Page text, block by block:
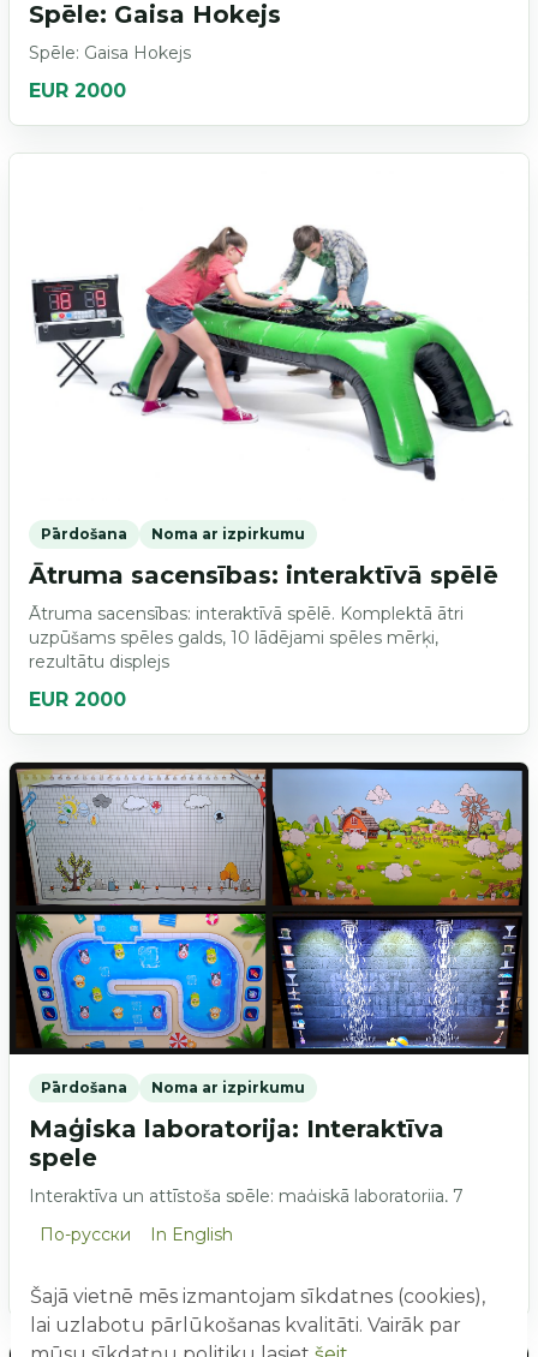
Spēle: Gaisa Hokejs
Spēle: Gaisa Hokejs
EUR 2000
Pārdošana Noma ar izpirkumu
Ātruma sacensības: interaktīvā spēlē
Ātruma sacensības: interaktīvā spēlē. Komplektā ātri
uzpūšams spēles galds, 10 lādējami spēles mērķi,
rezultātu displejs
EUR 2000
Pārdošana Noma ar izpirkumu
Maģiska laboratorija: Interaktīva
spele
Interaktīva un attīstoša spēle: maģiskā laboratorija, 7
ekrāns.
EUR 3500
По-русски In English
Šajā vietnē mēs izmantojam sīkdatnes (cookies),
lai uzlabotu pārlūkošanas kvalitāti. Vairāk par